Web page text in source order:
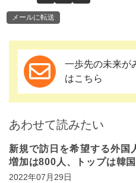
メールに転送
一歩先の未来が
はこちら
あわせて読みたい
新規で訪日を希望する外
増加は800人、トップは韓
2022年07月29日